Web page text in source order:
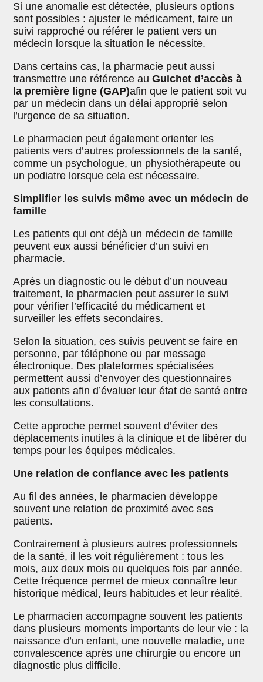
Si une anomalie est détectée, plusieurs options
sont possibles : ajuster le médicament, faire un
suivi rapproché ou référer le patient vers un
médecin lorsque la situation le nécessite.
Dans certains cas, la pharmacie peut aussi
transmettre une référence auGuichet d’accès à
la première ligne (GAP)afin que le patient soit vu
par un médecin dans un délai approprié selon
l’urgence de sa situation.
Le pharmacien peut également orienter les
patients vers d’autres professionnels de la santé,
comme un psychologue, un physiothérapeute ou
un podiatre lorsque cela est nécessaire.
Simplifier les suivis même avec un médecin de
famille
Les patients qui ont déjà un médecin de famille
peuvent eux aussi bénéficier d’un suivi en
pharmacie.
Après un diagnostic ou le début d’un nouveau
traitement, le pharmacien peut assurer le suivi
pour vérifier l’efficacité du médicament et
surveiller les effets secondaires.
Selon la situation, ces suivis peuvent se faire en
personne, par téléphone ou par message
électronique. Des plateformes spécialisées
permettent aussi d’envoyer des questionnaires
aux patients afin d’évaluer leur état de santé entre
les consultations.
Cette approche permet souvent d’éviter des
déplacements inutiles à la clinique et de libérer du
temps pour les équipes médicales.
Une relation de confiance avec les patients
Au fil des années, le pharmacien développe
souvent une relation de proximité avec ses
patients.
Contrairement à plusieurs autres professionnels
de la santé, il les voit régulièrement : tous les
mois, aux deux mois ou quelques fois par année.
Cette fréquence permet de mieux connaître leur
historique médical, leurs habitudes et leur réalité.
Le pharmacien accompagne souvent les patients
dans plusieurs moments importants de leur vie : la
naissance d’un enfant, une nouvelle maladie, une
convalescence après une chirurgie ou encore un
diagnostic plus difficile.